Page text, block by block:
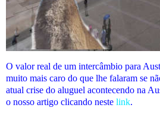
O valor real de um intercâmbio para
muito mais caro do que lhe falaram se
atual crise do aluguel acontecendo na
o nosso artigo clicando neste link.